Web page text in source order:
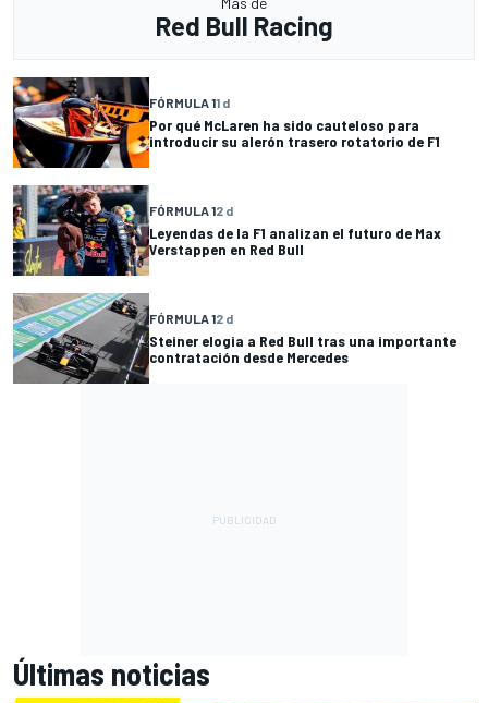
Red Bull Racing
FÓRMULA 11 d
Por qué McLaren ha sido cauteloso para
introducir su alerón trasero rotatorio de F1
FÓRMULA 12 d
Leyendas de la F1 analizan el futuro de Max
Verstappen en Red Bull
FÓRMULA 12 d
Steiner elogia a Red Bull tras una importante
contratación desde Mercedes
Últimas noticias